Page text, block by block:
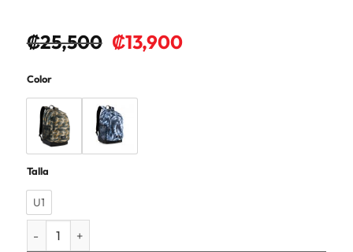
₡25,500 ₡13,900
Color
Talla
U1
SALVEQUE UNISEX PUMA ACADEMY AOP BACKPACK